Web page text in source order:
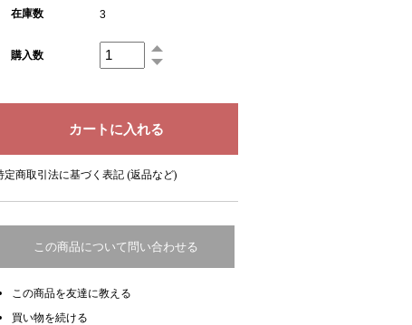
在庫数 3
購入数
定商取引法に基づく表記 (返品など)
この商品について問い合わせる
この商品を友達に教える
買い物を続ける